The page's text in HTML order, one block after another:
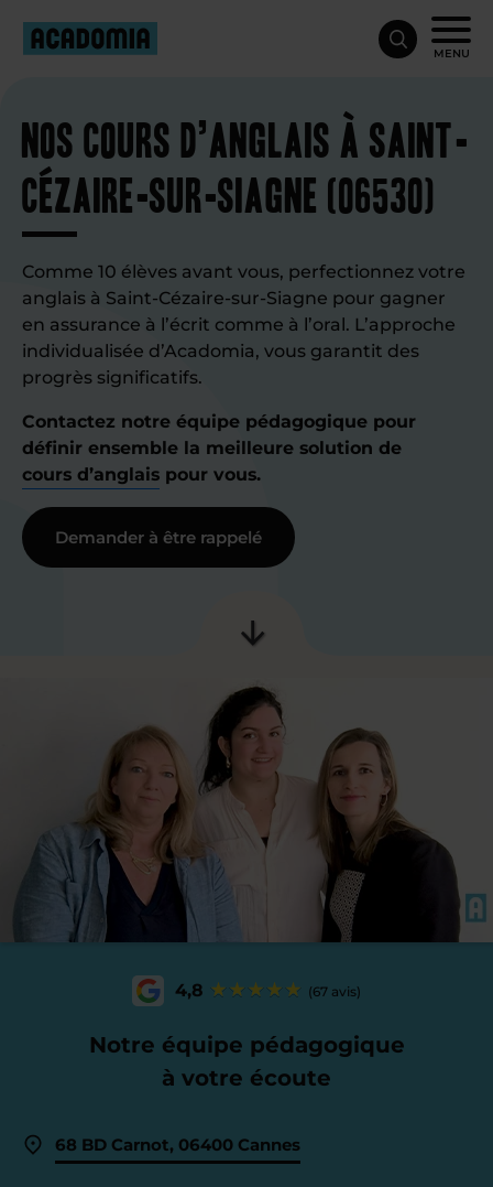
MENU
Nos cours d’anglais à Saint-
Cézaire-sur-Siagne (06530)
Comme 10 élèves avant vous, perfectionnez votre
anglais à Saint-Cézaire-sur-Siagne pour gagner
en assurance à l’écrit comme à l’oral. L’approche
individualisée d’Acadomia, vous garantit des
progrès significatifs.
Contactez notre équipe pédagogique pour
définir ensemble la meilleure solution de
cours d’anglais pour vous.
Demander à être rappelé
4,8 (67 avis)
Notre équipe pédagogique
à votre écoute
68 BD Carnot, 06400 Cannes